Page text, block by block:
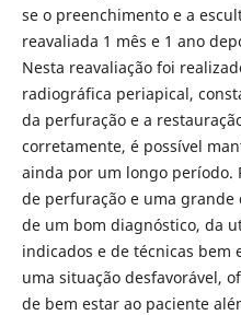
se o preenchimento e a
reavaliada 1 mês e 1 ano
Nesta reavaliação foi
radiográfica periapical,
da perfuração e a
corretamente, é possível
ainda por um longo período.
de perfuração e uma grande
de um bom diagnóstico, da
indicados e de técnicas bem
uma situação desfavorável,
de bem estar ao paciente